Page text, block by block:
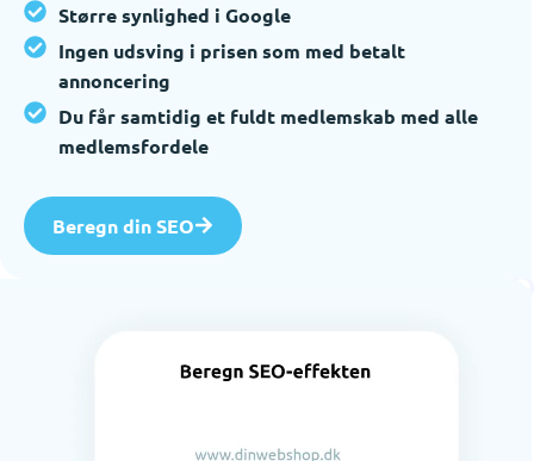
Større synlighed i Google
Ingen udsving i prisen som med betalt
annoncering
Du får samtidig et fuldt medlemskab med alle
medlemsfordele
Beregn din SEO